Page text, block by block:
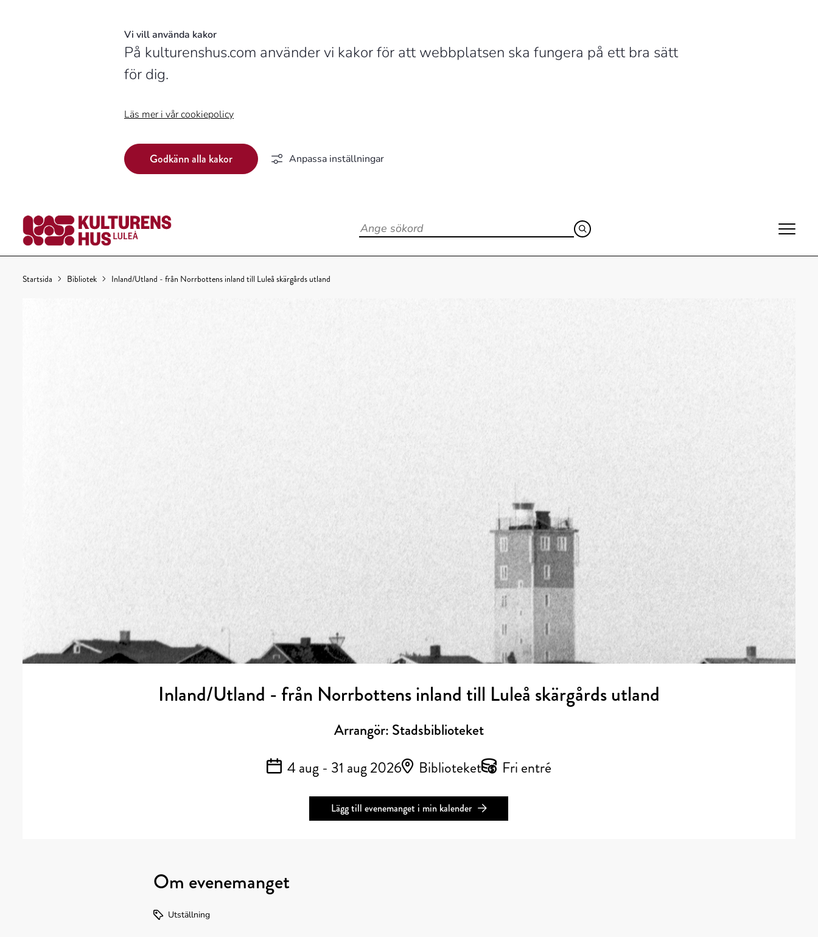
Vi vill använda kakor
På kulturenshus.com använder vi kakor för att webbplatsen ska fungera på ett bra sätt
för dig.
Läs mer i vår cookiepolicy
Godkänn alla kakor Anpassa inställningar
Logotyp,
Sök
Startsida Bibliotek Inland/Utland - från Norrbottens inland till Luleå skärgårds utland
Inland/Utland - från Norrbottens inland till Luleå skärgårds utland
Arrangör: Stadsbiblioteket
4 aug - 31 aug 2026
Biblioteket Fri entré
Lägg till evenemanget i min kalender
Om evenemanget
Utställning